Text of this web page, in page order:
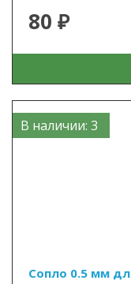
80 ₽
В наличии: 3
Сопло 0.5 мм